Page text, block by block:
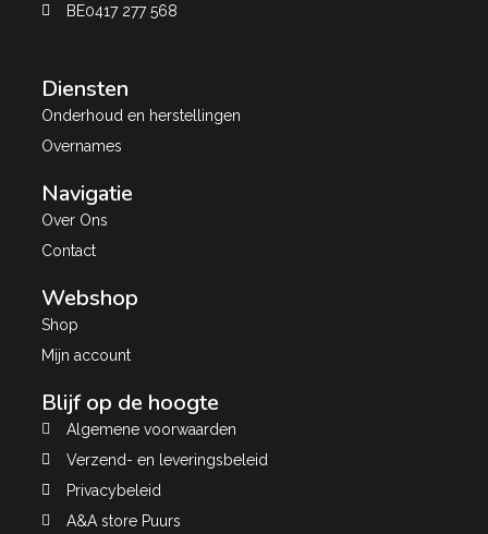
BE0417 277 568
Diensten
Onderhoud en herstellingen
Overnames
Navigatie
Over Ons
Contact
Webshop
Shop
Mijn account
Blijf op de hoogte
Algemene voorwaarden
Verzend- en leveringsbeleid
Privacybeleid
A&A store Puurs